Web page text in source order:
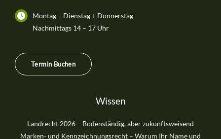
Montag – Dienstag + Donnerstag
Nachmittags 14 – 17 Uhr
Termin Buchen
Wissen
Landrecht 2026 – Bodenständig, aber zukunftsweisend
Marken- und Kennzeichnungsrecht – Warum Ihr Name und